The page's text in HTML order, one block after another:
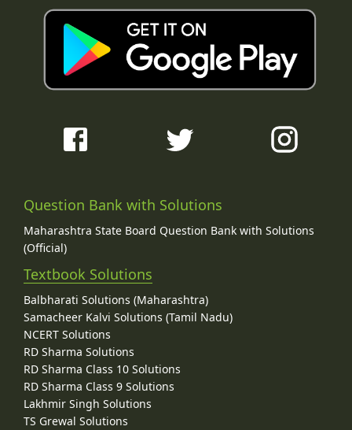
Question Bank with Solutions
Maharashtra State Board Question Bank with Solutions
(Official)
Textbook Solutions
Balbharati Solutions (Maharashtra)
Samacheer Kalvi Solutions (Tamil Nadu)
NCERT Solutions
RD Sharma Solutions
RD Sharma Class 10 Solutions
RD Sharma Class 9 Solutions
Lakhmir Singh Solutions
TS Grewal Solutions